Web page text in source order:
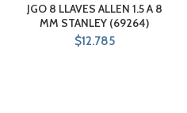
JGO 8 LLAVES ALLEN 1.5 A 8
MM STANLEY (69264)
$12.785